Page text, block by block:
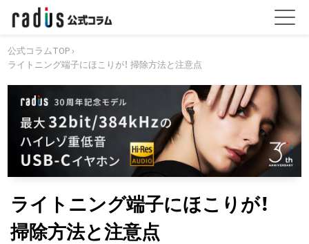
公式コラムTOP ›
ライトニング端子にほこりが！ 掃除方法と注意点
ライトニング端子にほこりが！
掃除方法と注意点